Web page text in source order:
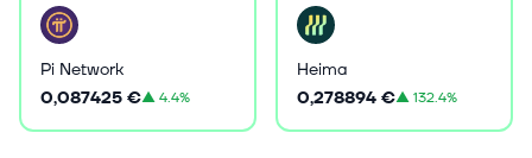
Pi Network
0,087425 €▲4.4%
Heima
0,278894 €▲132.4%